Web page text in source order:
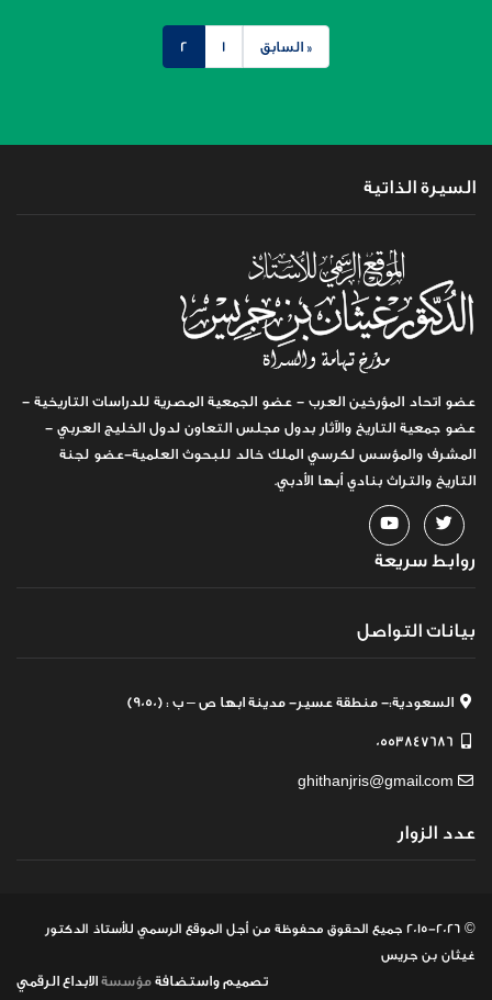
« السابق 1
2
السيرة الذاتية
عضو اتحاد المؤرخين العرب - عضو الجمعية المصرية للدراسات التاريخية -
عضو جمعية التاريخ والآثار بدول مجلس التعاون لدول الخليج العربي -
المشرف والمؤسس لكرسي الملك خالد للبحوث العلمية-عضو لجنة
التاريخ والتراث بنادي أبها الأدبي.
روابط سريعة
بيانات التواصل
السعودية:- منطقة عسير- مدينة ابها ص – ب : (9050)
0553847686
ghithanjris@gmail.com
عدد الزوار
© 2015-2026 جميع الحقوق محفوظة
من أجل الموقع الرسمي للأستاذ الدكتور
غيثان بن جريس
تصميم واستضافة مؤسسة الابداع الرقمي